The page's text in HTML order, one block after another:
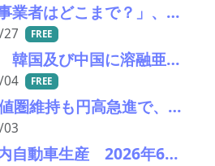
「対象事業者はどこまで？」、残り２年半で細部の詰め急ぐ――環境省、第１回スクラップヤード環境対策技術検討会
FREE
経産省 韓国及び中国に溶融亜鉛メッキ類鋼材に対し不当廉売関税の課税を発表
04 FREE
LME高値圏維持も円高急進で、銅スタート建値は90円引き下げの2,280円に 亜鉛も引き下げ649円へ
日本国内自動車生産 2026年6月生産台数 73万7千台 前年同月比6.8%増加